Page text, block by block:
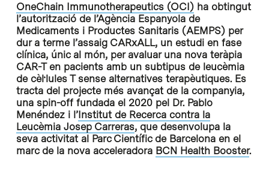
OneChain Immunotherapeutics (OCI)ha obtingut
l’autorització de l’Agència Espanyola de
Medicaments i Productes Sanitaris (AEMPS) per
dur a terme l’assaig CARxALL, un estudi en fase
clínica, únic al món, per avaluar una nova teràpia
CAR-T en pacients amb un subtipus de leucèmia
de cèl·lules Tsense alternatives terapèutiques. Es
tracta del projecte més avançat de lacompanyia,
una spin-off fundada el 2020 pel Dr. Pablo
Menéndez i l’InstitutdeRecercacontra la
Leucèmia JosepCarreras, que desenvolupa la
seva activitat al Parc Científic de Barcelona en el
marc de la nova acceleradora BCN Health Booster.